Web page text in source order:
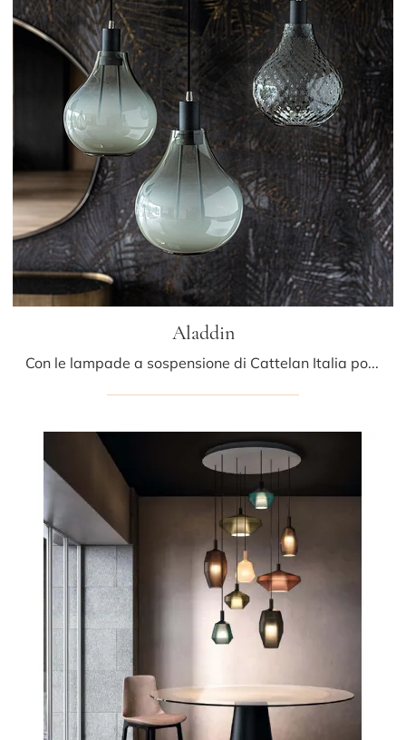
Aladdin
Con le lampade a sospensione di Cattelan Italia potrai completare i tuoi spazi: clicca e scopri Aladdin!